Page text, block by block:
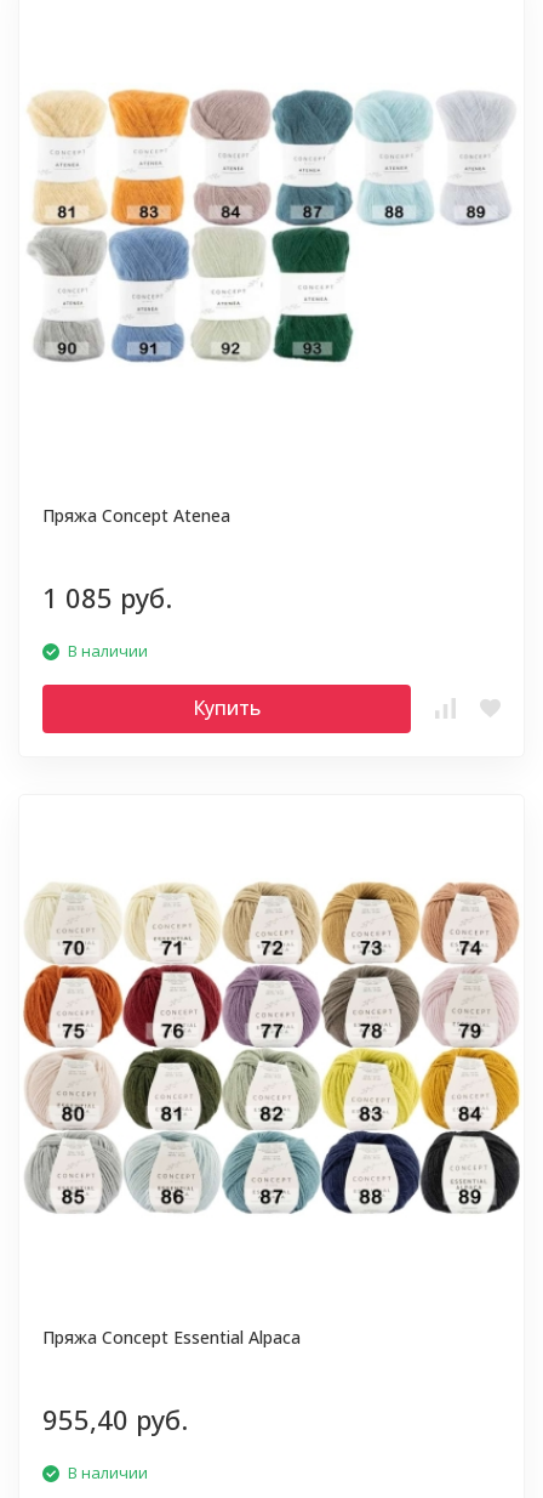
Пряжа Concept Atenea
1 085 руб.
В наличии
Купить
Пряжа Concept Essential Alpaca
955,40 руб.
В наличии